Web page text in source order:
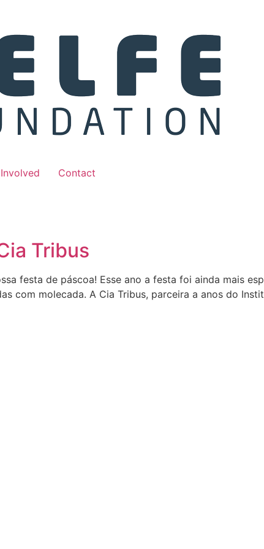
Contact
Tribus
festa de páscoa! Esse ano a festa foi ainda mais
com molecada. A Cia Tribus, parceira a anos do